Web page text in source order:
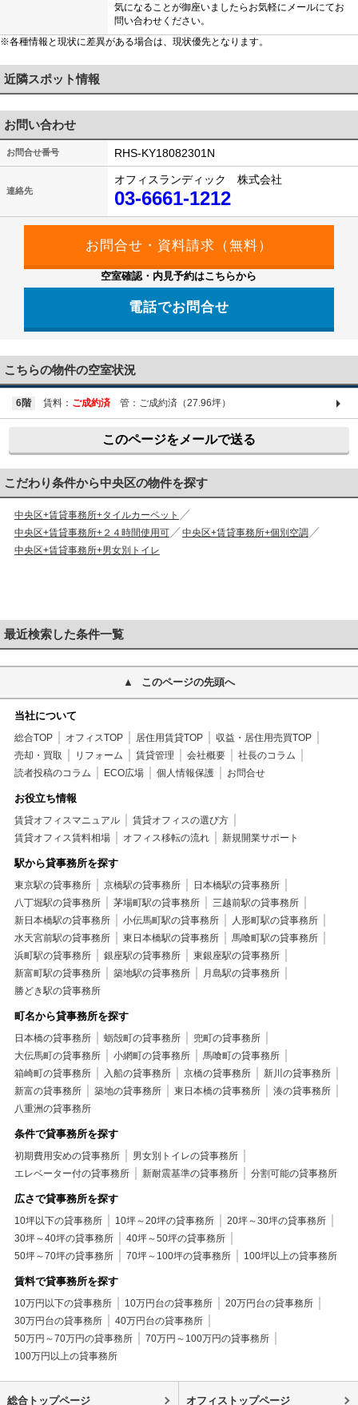
気になることが御座いましたらお気軽にメールにてお
問い合わせください。
※各種情報と現状に差異がある場合は、現状優先となります。
近隣スポット情報
お問い合わせ
お問合せ番号 RHS-KY18082301N
連絡先
オフィスランディック 株式会社
03-6661-1212
空室確認・内見予約はこちらから
電話でお問合せ
こちらの物件の空室状況
6階 賃料： ご成約済 管：ご成約済（27.96坪）
このページをメールで送る
こだわり条件から中央区の物件を探す
中央区+賃貸事務所+タイルカーペット
中央区+賃貸事務所+２４時間使用可
中央区+賃貸事務所+個別空調
中央区+賃貸事務所+男女別トイレ
最近検索した条件一覧
このページの先頭へ
当社について
総合TOP オフィスTOP 居住用賃貸TOP
収益・居住用売買TOP
売却・買取
リフォーム 賃貸管理 会社概要
社長のコラム
読者投稿のコラム
ECO広場 個人情報保護 お問合せ
お役立ち情報
賃貸オフィスマニュアル
賃貸オフィスの選び方
賃貸オフィス賃料相場
オフィス移転の流れ 新規開業サポート
駅から貸事務所を探す
東京駅の貸事務所 京橋駅の貸事務所
日本橋駅の貸事務所
八丁堀駅の貸事務所
茅場町駅の貸事務所
三越前駅の貸事務所
新日本橋駅の貸事務所
小伝馬町駅の貸事務所
人形町駅の貸事務所
水天宮前駅の貸事務所
東日本橋駅の貸事務所
馬喰町駅の貸事務所
浜町駅の貸事務所
銀座駅の貸事務所
東銀座駅の貸事務所
新富町駅の貸事務所
築地駅の貸事務所
月島駅の貸事務所
勝どき駅の貸事務所
町名から貸事務所を探す
日本橋の貸事務所 蛎殻町の貸事務所
兜町の貸事務所
大伝馬町の貸事務所
小網町の貸事務所
馬喰町の貸事務所
箱崎町の貸事務所
入船の貸事務所 京橋の貸事務所
新川の貸事務所
新富の貸事務所
築地の貸事務所 東日本橋の貸事務所
湊の貸事務所
八重洲の貸事務所
条件で貸事務所を探す
初期費用安めの貸事務所
男女別トイレの貸事務所
エレベーター付の貸事務所
新耐震基準の貸事務所 分割可能の貸事務所
広さで貸事務所を探す
10坪以下の貸事務所 10坪～20坪の貸事務所
20坪～30坪の貸事務所
30坪～40坪の貸事務所
40坪～50坪の貸事務所
50坪～70坪の貸事務所
70坪～100坪の貸事務所 100坪以上の貸事務所
賃料で貸事務所を探す
10万円以下の貸事務所 10万円台の貸事務所
20万円台の貸事務所
30万円台の貸事務所
40万円台の貸事務所
50万円～70万円の貸事務所
70万円～100万円の貸事務所
100万円以上の貸事務所
総合トップページ オフィストップページ